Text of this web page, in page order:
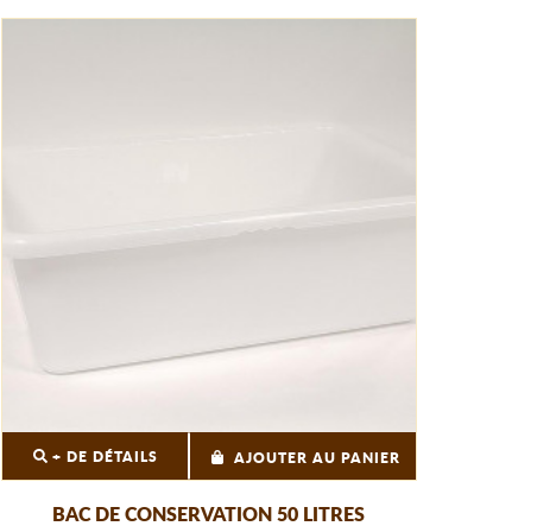
+ DE DÉTAILS AJOUTER AU PANIER
BAC DE CONSERVATION 50 LITRES